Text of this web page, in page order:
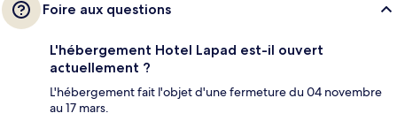
Foire aux questions
L'hébergement Hotel Lapad est-il ouvert
actuellement ?
L'hébergement fait l'objet d'une fermeture du 04 novembre
au 17 mars.